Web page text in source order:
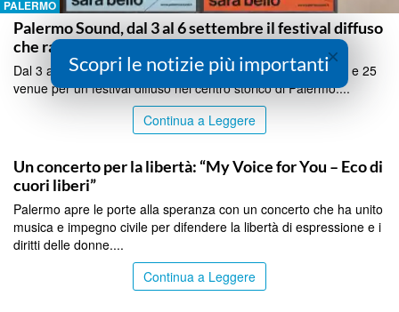
PALERMO
Palermo Sound, dal 3 al 6 settembre il festival diffuso
che racconta la città
Dal 3 al 6 settembre debutta Palermo Sound: oltre 85 artisti e 25
venue per un festival diffuso nel centro storico di Palermo....
Continua a Leggere
Un concerto per la libertà: “My Voice for You – Eco di
cuori liberi”
Palermo apre le porte alla speranza con un concerto che ha unito
musica e impegno civile per difendere la libertà di espressione e i
diritti delle donne....
Continua a Leggere
×
Scopri le notizie più importanti